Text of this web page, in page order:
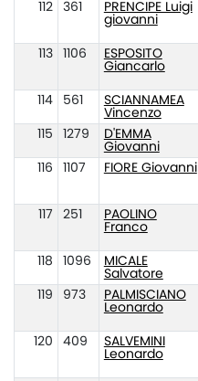
112
361
PRENCIPE Luigi
giovanni
113
1106
ESPOSITO
Giancarlo
114
561
SCIANNAMEA
Vincenzo
115
1279
D'EMMA
Giovanni
116
1107 FIORE Giovanni
117
251
PAOLINO
Franco
118
1096
MICALE
Salvatore
119
973
PALMISCIANO
Leonardo
120
409
SALVEMINI
Leonardo